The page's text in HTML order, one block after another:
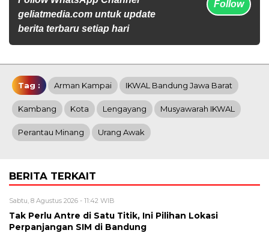
geliatmedia.com untuk update
berita terbaru setiap hari
Follow
Tag : Arman Kampai IKWAL Bandung Jawa Barat
Kambang Kota Lengayang Musyawarah IKWAL
Perantau Minang Urang Awak
BERITA TERKAIT
Sabtu, 8 Agustus 2026 - 11:42 WIB
Tak Perlu Antre di Satu Titik, Ini Pilihan Lokasi
Perpanjangan SIM di Bandung